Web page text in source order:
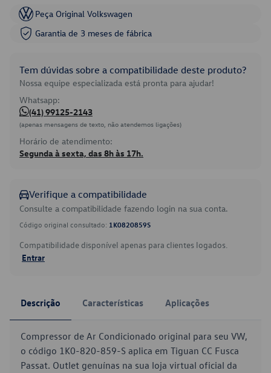
Peça Original Volkswagen
Garantia de 3 meses de fábrica
Tem dúvidas sobre a compatibilidade deste produto?
Nossa equipe especializada está pronta para ajudar!
Whatsapp:
(41) 99125-2143
(apenas mensagens de texto, não atendemos ligações)
Horário de atendimento:
Segunda à sexta, das 8h às 17h.
Verifique a compatibilidade
Consulte a compatibilidade fazendo login na sua conta.
Código original consultado: 1K0820859S
Compatibilidade disponível apenas para clientes logados.
Entrar
Descrição Características Aplicações
Compressor de Ar Condicionado original para seu VW,
o código 1K0-820-859-S aplica em Tiguan CC Fusca
Passat. Outlet genuínas na sua loja virtual oficial da